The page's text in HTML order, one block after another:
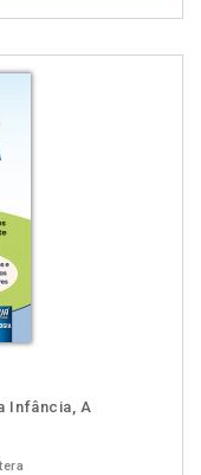
Infância, A